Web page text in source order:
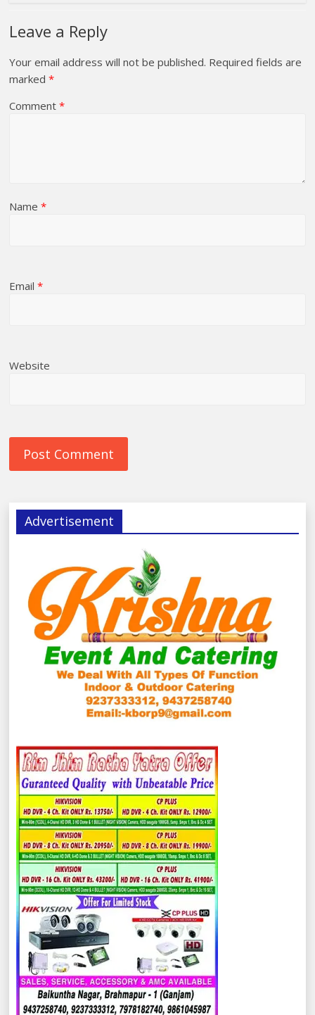
Leave a Reply
Your email address will not be published. Required fields are
marked*
Comment*
Name*
Email*
Website
Advertisement